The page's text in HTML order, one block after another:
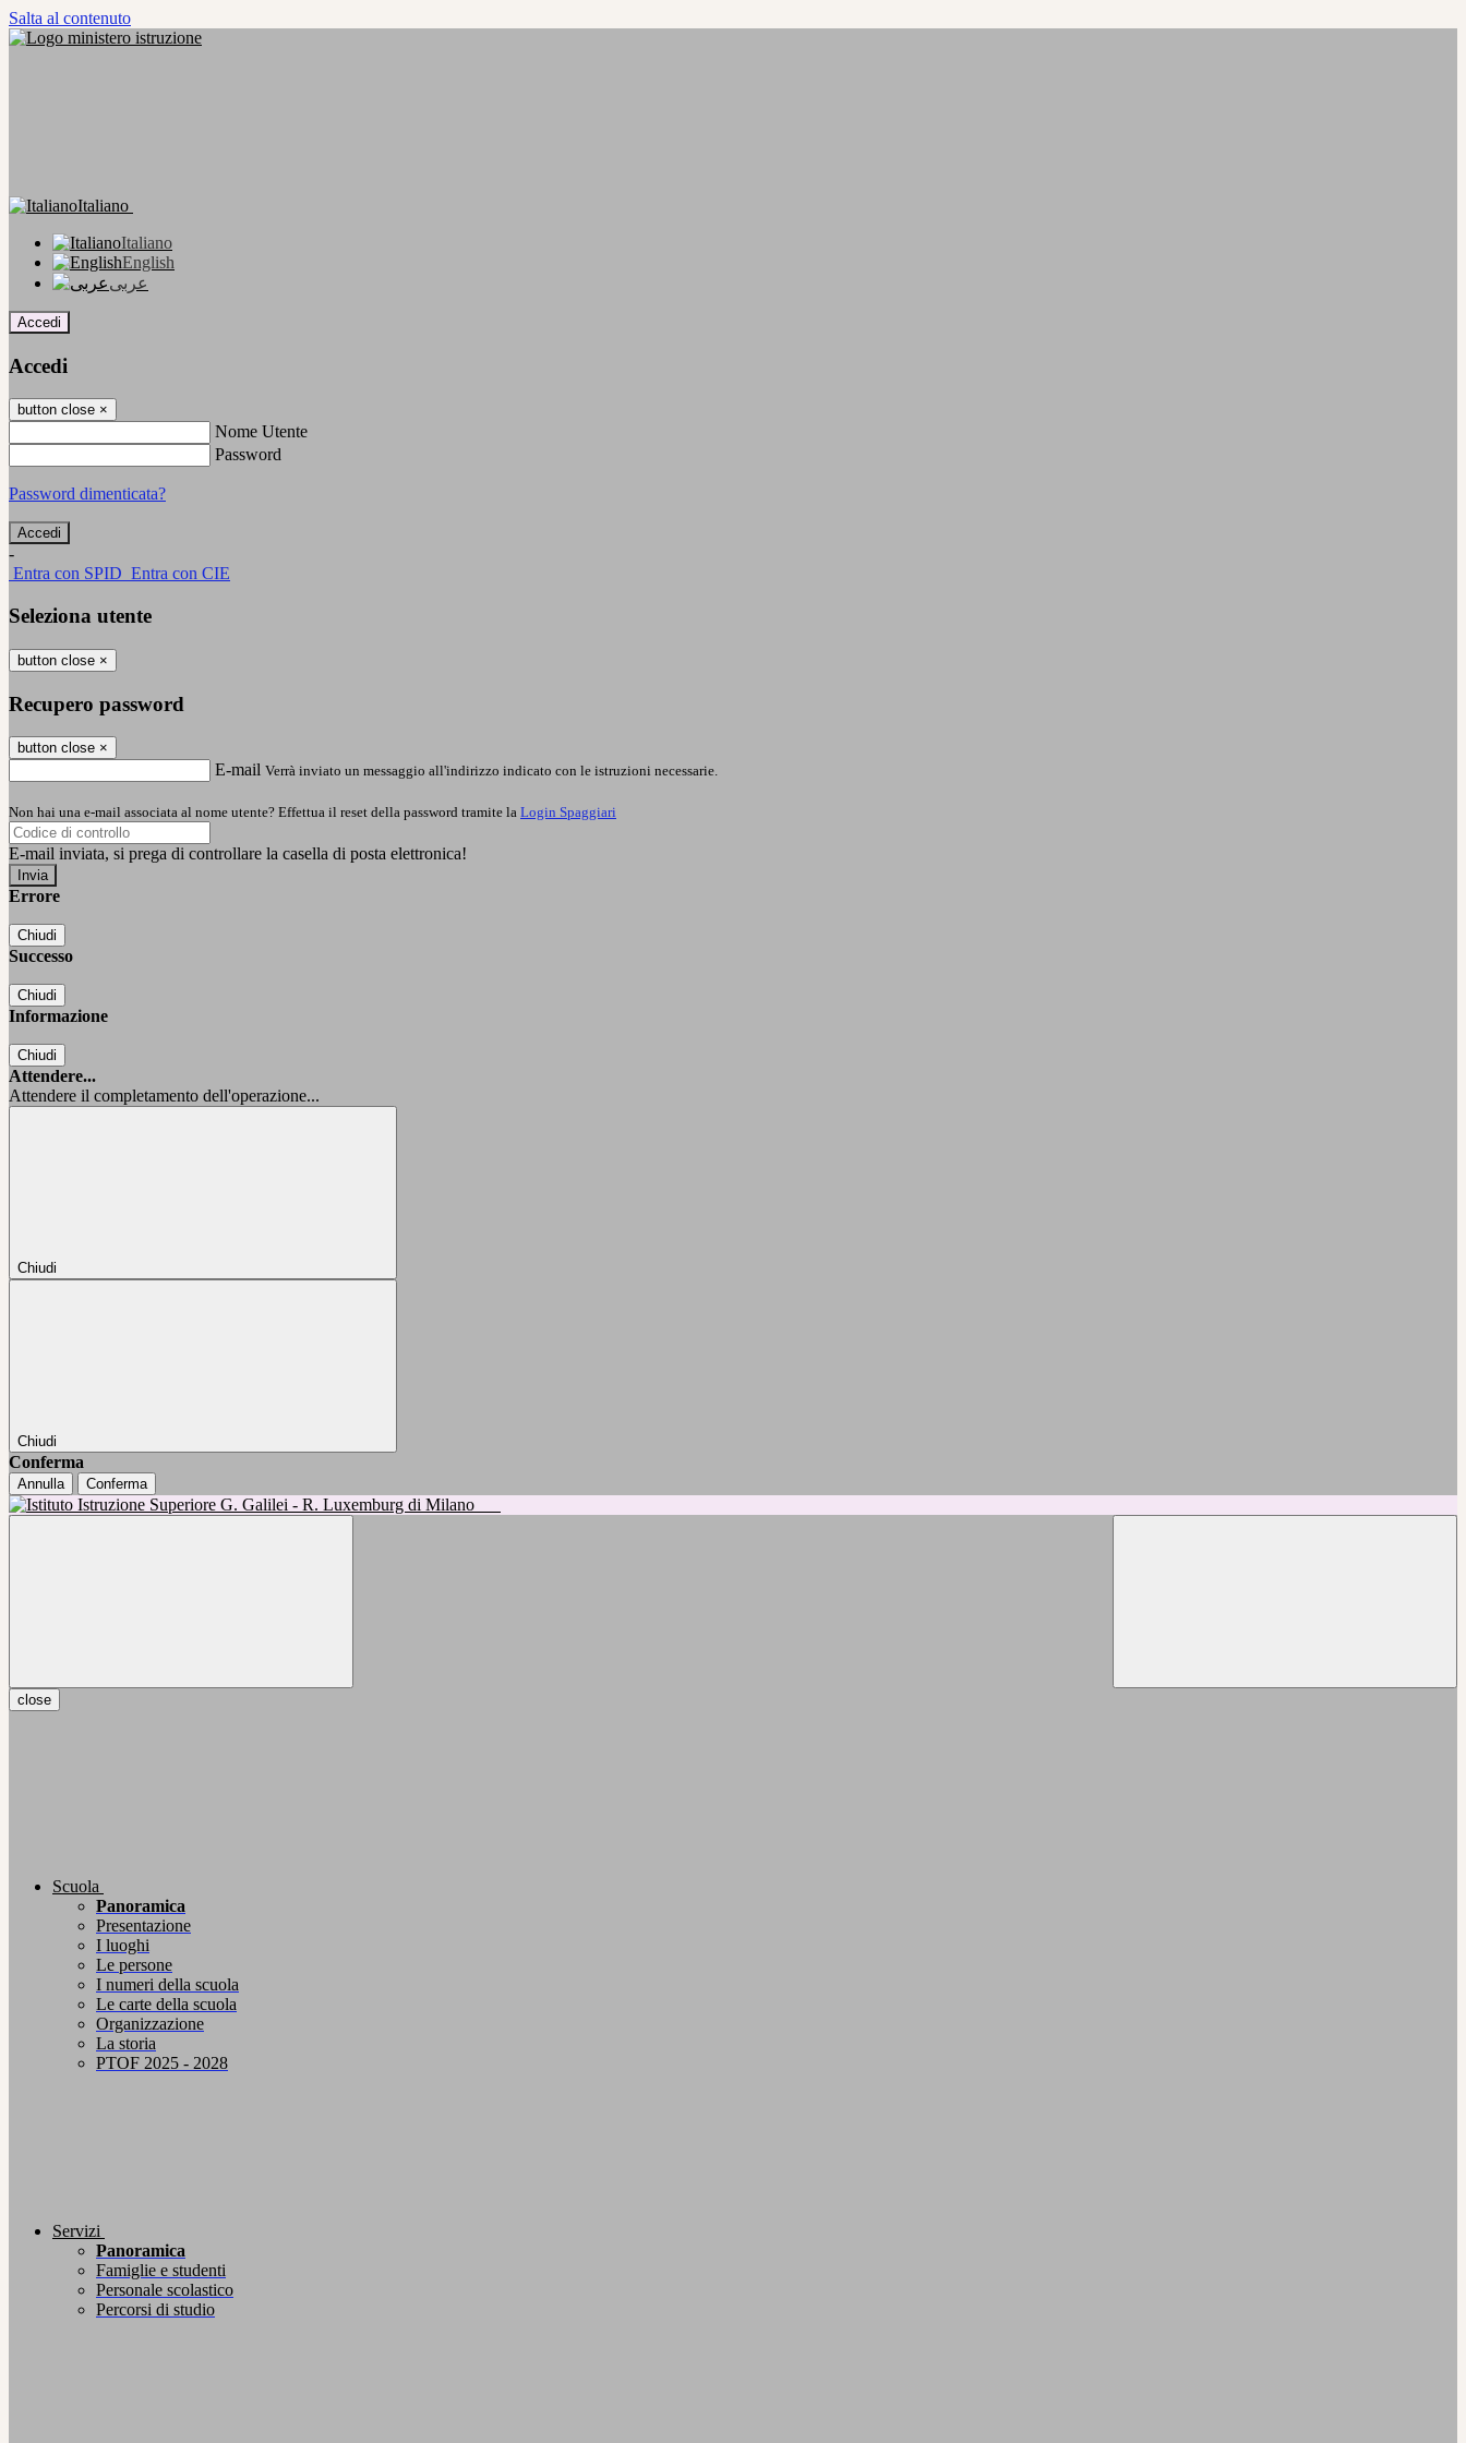
Salta al contenuto
Italiano
Italiano
English
عربى
Accedi
Accedi
button close ×
Nome Utente
Password
Password dimenticata?
-
Entra con SPID Entra con CIE
Seleziona utente
button close ×
Recupero password
button close ×
E-mail Verrà inviato un messaggio all'indirizzo indicato con le istruzioni necessarie.
Non hai una e-mail associata al nome utente? Effettua il reset della password tramite la Login Spaggiari
E-mail inviata, si prega di controllare la casella di posta elettronica!
Errore
Chiudi
Successo
Chiudi
Informazione
Chiudi
Attendere...
Attendere il completamento dell'operazione...
Chiudi
Chiudi
Conferma
Annulla Conferma
close
Scuola
Panoramica
Presentazione
I luoghi
Le persone
I numeri della scuola
Le carte della scuola
Organizzazione
La storia
PTOF 2025 - 2028
Servizi
Panoramica
Famiglie e studenti
Personale scolastico
Percorsi di studio